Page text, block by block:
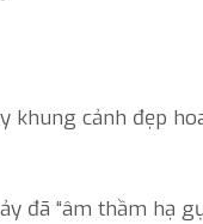
khung cảnh đẹp
đã “âm thầm hạ